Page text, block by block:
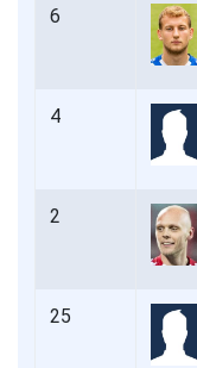
6
4
2
25